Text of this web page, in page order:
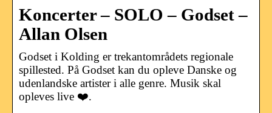
Koncerter – SOLO – Godset –
Allan Olsen
Godset i Kolding er trekantområdets regionale
spillested. På Godset kan du opleve Danske og
udenlandske artister i alle genre. Musik skal
opleves live ❤️.